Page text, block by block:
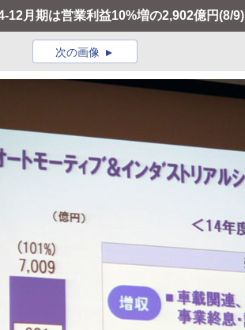
12月期は営業利益10%増の2,902億円(8/9)
次の画像